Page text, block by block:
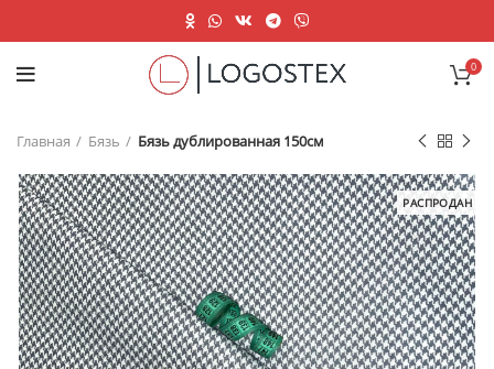
0
Главная Бязь Бязь дублированная 150см
РАСПРОДАН